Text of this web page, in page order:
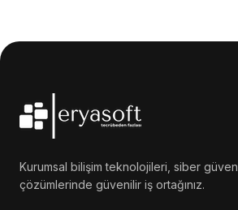
Kurumsal bilişim teknolojileri, siber
çözümlerinde güvenilir iş ortağınız.